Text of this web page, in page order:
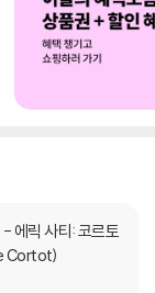
Cortot)